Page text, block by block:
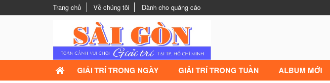
Trang chủ Về chúng tôi Dành cho quảng cáo
GIẢI TRÍ TRONG NGÀY GIẢI TRÍ TRONG TUẦN ALBUM MỚI